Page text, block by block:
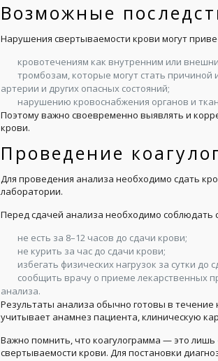
Возможные
Нарушения свертываемости крови могут
кровотечениям как внутренним или
тромбозам, которые могут стать
артерии и других опасных состояний;
нарушению кровоснабжения органов и
Поэтому важно своевременно выявлять и
крови.
Проведение
Для проведения анализа необходимо сдать
лаборатории.
Перед сдачей анализа необходимо
не есть за 8–12 часов до сдачи крови;
не курить за час до сдачи крови;
избегать физических нагрузок за сутки до
сообщить врачу о приеме лекарственных
анализа.
Результаты анализа обычно готовы в
учитывает анамнез пациента, клиническую
Важно помнить, что коагулограмма — это
свертываемости крови. Для постановки